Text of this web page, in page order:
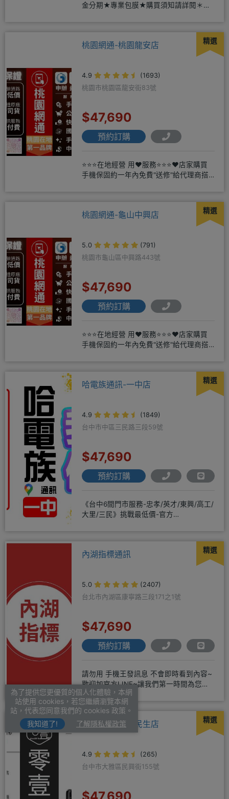
金分期★專業包膜★購買須知請詳閱＊來
精選
桃園網通-桃園龍安店
4.9
(1693)
桃園市桃園區龍安街83號
$47,690
預約訂購
⭐⭐⭐在地經營 用❤️服務⭐⭐⭐❤️店家購買
手機保固約一年內免費"送修"給代理商搭
精選
桃園網通-龜山中興店
5.0
(791)
桃園市龜山區中興路443號
$47,690
預約訂購
⭐⭐⭐在地經營 用❤️服務⭐⭐⭐❤️店家購買
手機保固約一年內免費"送修"給代理商搭
精選
哈電族通訊-一中店
4.9
(1849)
台中市中區三民路三段59號
$47,690
預約訂購
《台中6間門市服務-忠孝/英才/東興/高工/
大里/三民》挑戰最低價-官方
精選
內湖指標通訊
5.0
(2407)
台北市內湖區康寧路三段171之1號
$47,690
預約訂購
請勿用 手機王發訊息 不會即時看到內容~
歡迎加官方LINE~讓我們第一時間為您服
務^^或著可以FB搜尋
精選
零壹通訊-大雅民生店
4.9
(265)
台中市大雅區民興街155號
$47,690
為了提供您更優質的個人化體驗，本網
站使用 cookies，若您繼續瀏覽本網
站，代表您同意我們的 cookies 政策。
我知道了!
了解隱私權政策